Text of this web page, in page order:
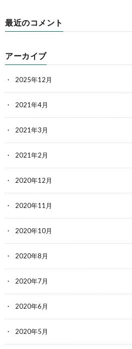
最近のコメント
アーカイブ
2025年12月
2021年4月
2021年3月
2021年2月
2020年12月
2020年11月
2020年10月
2020年8月
2020年7月
2020年6月
2020年5月